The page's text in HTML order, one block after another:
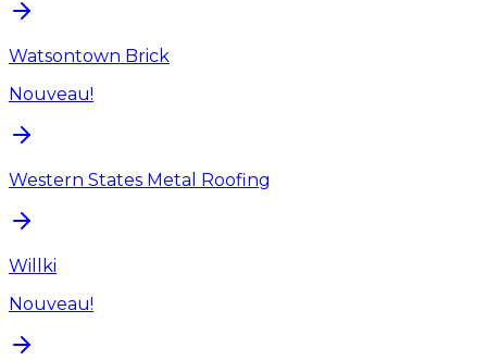
Watsontown Brick
Nouveau!
Western States Metal Roofing
Willki
Nouveau!